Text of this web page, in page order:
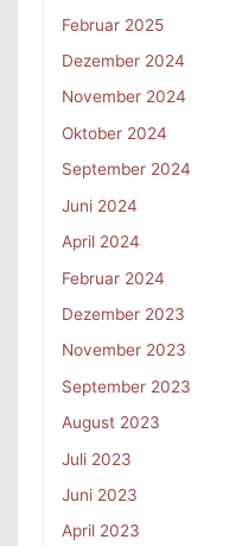
Februar 2025
Dezember 2024
November 2024
Oktober 2024
September 2024
Juni 2024
April 2024
Februar 2024
Dezember 2023
November 2023
September 2023
August 2023
Juli 2023
Juni 2023
April 2023